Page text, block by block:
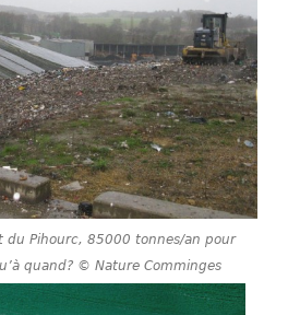
du Pihourc, 85000 tonnes/an pour
quand? © Nature Comminges